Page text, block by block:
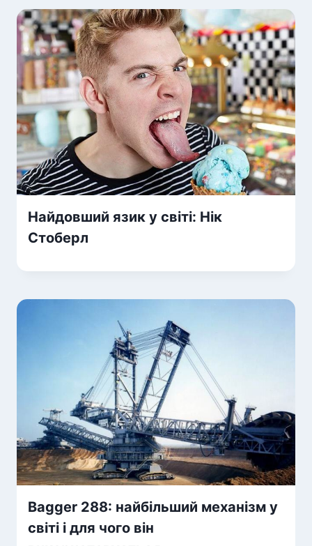
Найдовший язик у світі: Нік
Стоберл
Bagger 288: найбільший механізм у
світі і для чого він